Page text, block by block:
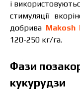
і
стимуляції
добрива Makosh
120-250 кг/га.
Фази
кукурудзи